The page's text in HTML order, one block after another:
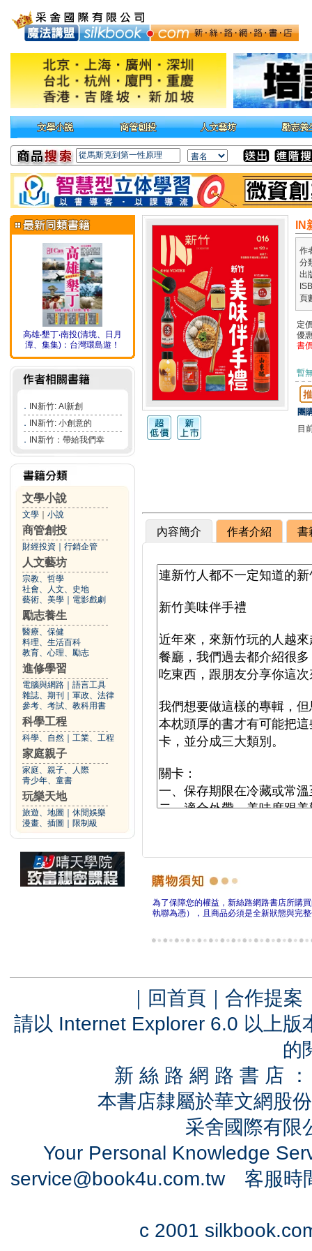
高雄‧墾丁‧南投(清境、日月
潭、集集)：台灣環島遊！
．
IN新竹: AI新創
．
IN新竹: 小創意的
．
IN新竹：帶給我們幸
文學小說
文學 小說
商管創投
財經投資 行銷企管
人文藝坊
宗教、哲學
社會、人文、史地
藝術、美學
電影戲劇
勵志養生
醫療、保健
料理、生活百科
教育、心理、勵志
進修學習
電腦與網路
語言工具
雜誌、期刊
軍政、法律
參考、考試、教科用書
科學工程
科學、自然 工業、工程
家庭親子
家庭、親子、人際
青少年、童書
玩樂天地
旅遊、地圖
休閒娛樂
漫畫、插圖
限制級
作
分
出
頁
定
優
書
暫
團
目
內容簡介 作者介紹 書
為了保障您的權益，新絲路網路書店所購
執聯為憑），且商品必須是全新狀態與完
｜ 回首頁 ｜ 合作提案
請以 Internet Explorer 6.0 以上
的
新 絲 路 網 路 書 店
本書店隸屬於華文網股
采舍國際有
Your Personal Knowledge
service@book4u.com.tw客服時
c 2001